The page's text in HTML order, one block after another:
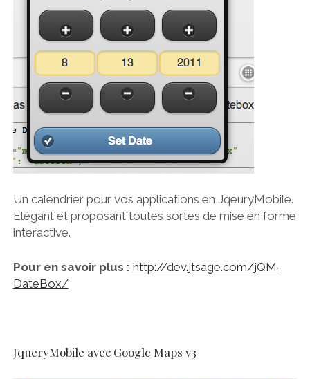
Un calendrier pour vos applications en JqeuryMobile.
Elégant et proposant toutes sortes de mise en forme
interactive.
Pour en savoir plus : http://dev.jtsage.com/jQM-
DateBox/
JqueryMobile avec Google Maps v3